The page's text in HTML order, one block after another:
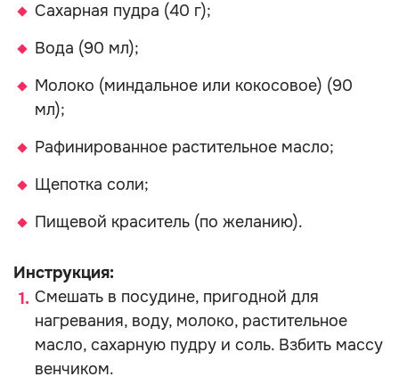
Сахарная пудра (40 г);
Вода (90 мл);
Молоко (миндальное или кокосовое) (90
мл);
Рафинированное растительное масло;
Щепотка соли;
Пищевой краситель (по желанию).
Инструкция:
Смешать в посудине, пригодной для
нагревания, воду, молоко, растительное
масло, сахарную пудру и соль. Взбить массу
венчиком.